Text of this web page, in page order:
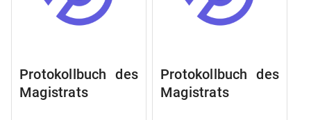
Protokollbuch des
Magistrats
Protokollbuch des
Magistrats